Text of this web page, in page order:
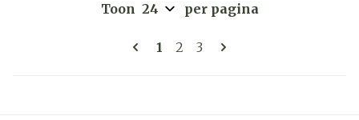
Pagina's
U lees momenteel pagina
1 Pagina
2 Pagina
3
Toon per pagina